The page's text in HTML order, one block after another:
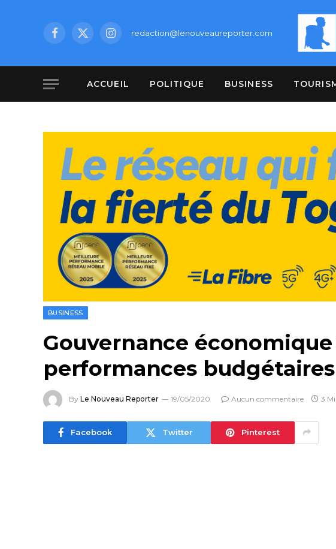
Facebook
X
Instagramredaction@lenouveaureporter.com
ACCUEIL POLITIQUE BUSINESS
BUSINESS
Gouvernance
performances
By Le Nouveau Reporter 19/05/2020 Aucun commentaire 3
Facebook Twitter Pinterest